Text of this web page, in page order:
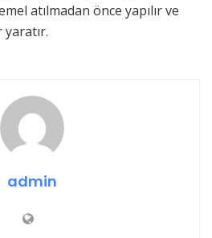
atılmadan önce yapılır ve
admin